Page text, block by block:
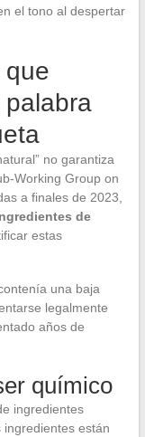
el tono al despertar
que
no garantiza
Working Group on
a finales de 2023,
de
estas
una baja
legalmente
años de
químico
ingredientes
están